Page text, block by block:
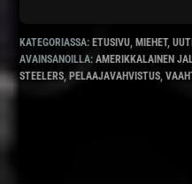
KATEGORIASSA: ETUSIVU, MIEHET,
AVAINSANOILLA:AMERIKKALAINEN
STEELERS, PELAAJAVAHVISTUS,